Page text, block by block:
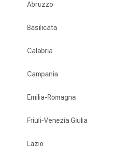
Abruzzo
Basilicata
Calabria
Campania
Emilia-Romagna
Friuli-Venezia Giulia
Lazio